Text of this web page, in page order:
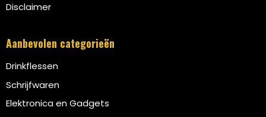
Disclaimer
Aanbevolen categorieën
Drinkflessen
Schrijfwaren
Elektronica en Gadgets